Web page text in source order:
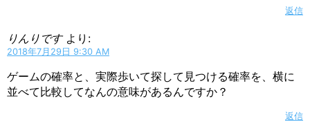
返信
りんりです より:
2018年7月29日 9:30 AM
ゲームの確率と、実際歩いて探して見つける確率を、横に
並べて比較してなんの意味があるんですか？
返信